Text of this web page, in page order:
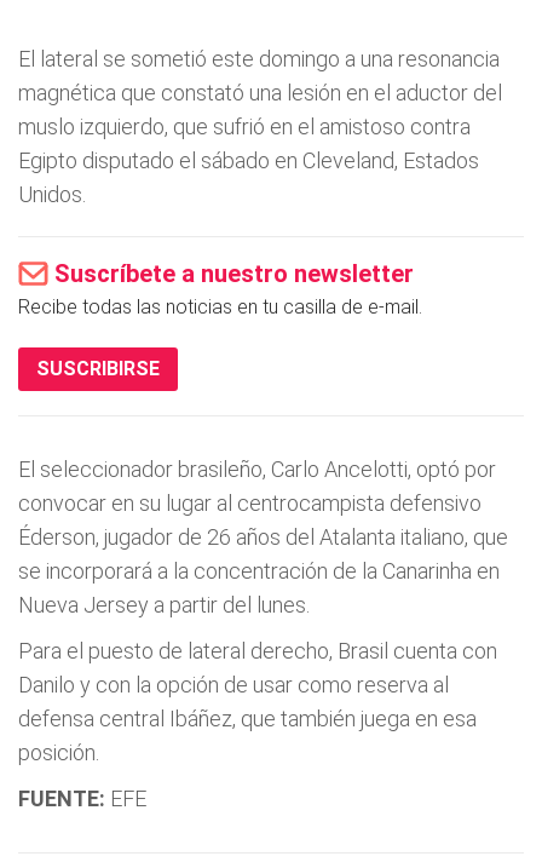
El lateral se sometió este domingo a una resonancia
magnética que constató una lesión en el aductor del
muslo izquierdo, que sufrió en el amistoso contra
Egipto disputado el sábado en Cleveland, Estados
Unidos.
Suscríbete a nuestro newsletter
Recibe todas las noticias en tu casilla de e-mail.
SUSCRIBIRSE
El seleccionador brasileño, Carlo Ancelotti, optó por
convocar en su lugar al centrocampista defensivo
Éderson, jugador de 26 años del Atalanta italiano, que
se incorporará a la concentración de la Canarinha en
Nueva Jersey a partir del lunes.
Para el puesto de lateral derecho, Brasil cuenta con
Danilo y con la opción de usar como reserva al
defensa central Ibáñez, que también juega en esa
posición.
FUENTE: EFE